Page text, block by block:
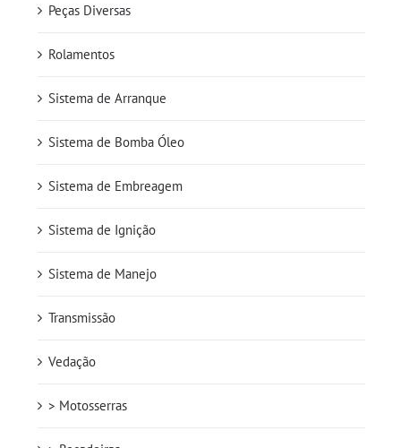
Peças Diversas
Rolamentos
Sistema de Arranque
Sistema de Bomba Óleo
Sistema de Embreagem
Sistema de Ignição
Sistema de Manejo
Transmissão
Vedação
> Motosserras